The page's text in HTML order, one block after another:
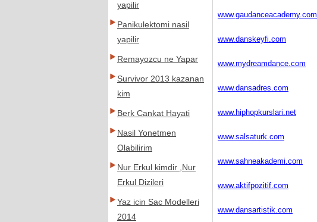
www.gaudanceacademy.com
www.danskeyfi.com
www.mydreamdance.com
www.dansadres.com
www.hiphopkurslari.net
www.salsaturk.com
www.sahneakademi.com
www.aktifpozitif.com
www.dansartistik.com
yapilir
Panikulektomi nasil
yapilir
Remayozcu ne Yapar
Survivor 2013 kazanan
kim
Berk Cankat Hayati
Nasil Yonetmen
Olabilirim
Nur Erkul kimdir ,Nur
Erkul Dizileri
Yaz icin Sac Modelleri
2014